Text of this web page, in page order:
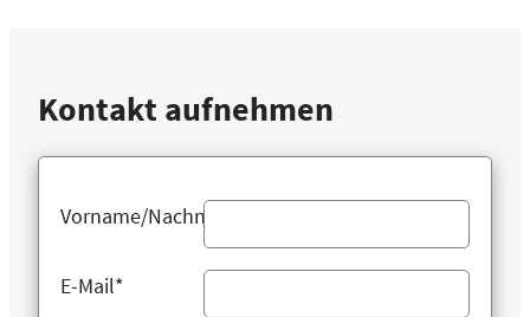
Kontakt aufnehmen
Vorname/Nachname
E-Mail*